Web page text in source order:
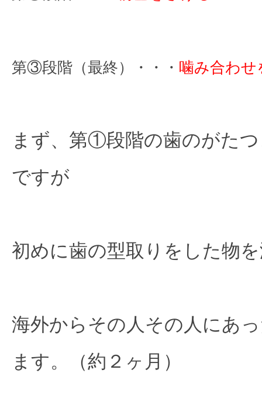
第③段階（最終）・・・ 噛み合わせ
まず、第①段階の歯のがた
ですが
初めに歯の型取りをした物
海外からその人その人にあ
ます。（約２ヶ月）